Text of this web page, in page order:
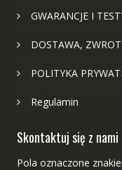
GWARANCJE I
DOSTAWA,
POLITYKA
Regulamin
Skontaktuj się z nami
Pola oznaczone